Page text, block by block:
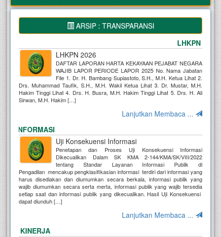
ARSIP : TRANSPARANSI
LHKPN 2026
LHKPN 2026
DAFTAR LAPORAN HARTA KEKAYAAN PEJABAT NEGARA
WAJIB LAPOR PERIODE LAPOR 2025 No. Nama Jabatan
File 1. Dr. H. Bambang Supiastoto, S.H., M.H. Ketua Lihat 2.
Drs. Muhammad Taufik, S.H., M.H. Wakil Ketua Lihat 3. Dr. Mustar, M.H.
Hakim Tinggi Lihat 4. Drs. H. Busra, M.H. Hakim Tinggi Lihat 5. Drs. H. Ali
Sirwan, M.H. Hakim […]
Lanjutkan Membaca ...
INFORMASI
Uji Konsekuensi Informasi
Penetapan dan Proses Uji Konsekuensi Informasi
Dikecualikan Dalam SK KMA 2-144/KMA/SK/VIII/2022
tentang Standar Layanan Informasi Publik di
Pengadilan mencakup pengklasifikasian informasi terdiri dari informasi yang
harus disediakan dan diumumkan secara berkala, informasi publik yang
wajib diumumkan secara serta merta, informasi publik yang wajib tersedia
setiap saat dan informasi publik yang dikecualikan. Hasil Uji Konsekuensi
dapat diunduh […]
Lanjutkan Membaca ...
KINERJA